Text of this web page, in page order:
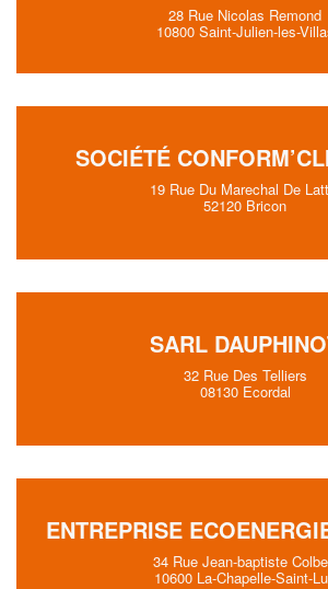
28 Rue Nicolas Remond
10800 Saint-Julien-les-
SOCIÉTÉ
19 Rue Du Marechal De
52120 Bricon
SARL
32 Rue Des Telliers
08130 Ecordal
ENTREPRISE
34 Rue Jean-baptiste
10600 La-Chapelle-Saint-